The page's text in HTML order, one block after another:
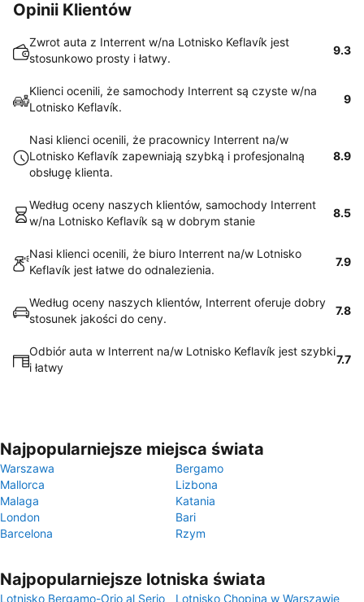
Opinii Klientów
Zwrot auta z Interrent w/na Lotnisko Keflavík jest
stosunkowo prosty i łatwy.
9.3
Klienci ocenili, że samochody Interrent są czyste w/na
Lotnisko Keflavík.
9
Nasi klienci ocenili, że pracownicy Interrent na/w
Lotnisko Keflavík zapewniają szybką i profesjonalną
obsługę klienta.
8.9
Według oceny naszych klientów, samochody Interrent
w/na Lotnisko Keflavík są w dobrym stanie
8.5
Nasi klienci ocenili, że biuro Interrent na/w Lotnisko
Keflavík jest łatwe do odnalezienia.
7.9
Według oceny naszych klientów, Interrent oferuje dobry
stosunek jakości do ceny.
7.8
Odbiór auta w Interrent na/w Lotnisko Keflavík jest szybki
i łatwy
7.7
Najpopularniejsze miejsca świata
Warszawa
Bergamo
Mallorca
Lizbona
Malaga
Katania
London
Bari
Barcelona
Rzym
Najpopularniejsze lotniska świata
Lotnisko Bergamo-Orio al Serio Lotnisko Chopina w Warszawie